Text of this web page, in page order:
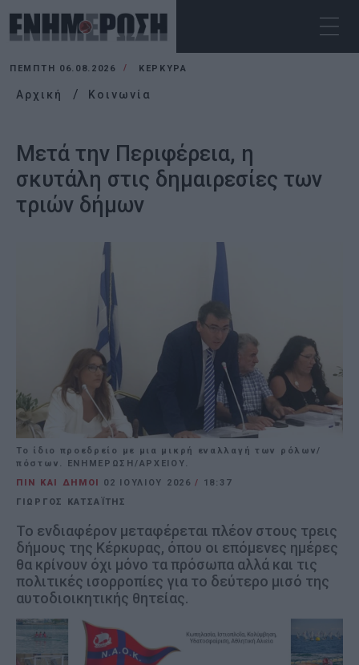
ΠΈΜΠΤΗ 06.08.2026 ΚΕΡΚΥΡΑ
Αρχική Κοινωνία
Μετά την Περιφέρεια, η
σκυτάλη στις δημαιρεσίες των
τριών δήμων
Το ίδιο προεδρείο με μια μικρή εναλλαγή των ρόλων/
πόστων. ΕΝΗΜΕΡΩΣΗ/ΑΡΧΕΙΟΥ.
ΠΙΝ ΚΑΙ ΔΗΜΟΙ
02 ΙΟΥΛΊΟΥ 2026/ 18:37
ΓΙΩΡΓΟΣ ΚΑΤΣΑΪΤΗΣ
Το ενδιαφέρον μεταφέρεται πλέον στους τρεις
δήμους της Κέρκυρας, όπου οι επόμενες ημέρες
θα κρίνουν όχι μόνο τα πρόσωπα αλλά και τις
πολιτικές ισορροπίες για το δεύτερο μισό της
αυτοδιοικητικής θητείας.